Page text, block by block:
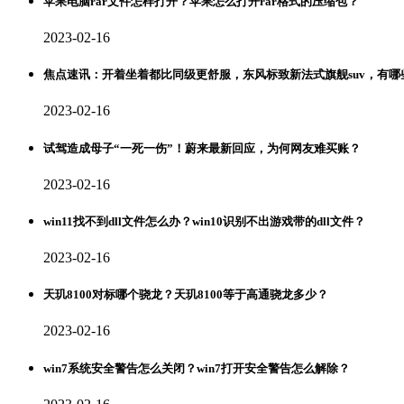
2023-02-16
焦点速讯：开着坐着都比同级更舒服，东风标致新法式旗舰suv，有哪
2023-02-16
试驾造成母子“一死一伤”！蔚来最新回应，为何网友难买账？
2023-02-16
win11找不到dll文件怎么办？win10识别不出游戏带的dll文件？
2023-02-16
天玑8100对标哪个骁龙？天玑8100等于高通骁龙多少？
2023-02-16
win7系统安全警告怎么关闭？win7打开安全警告怎么解除？